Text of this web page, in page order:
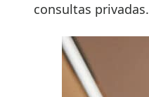
consultas privadas.